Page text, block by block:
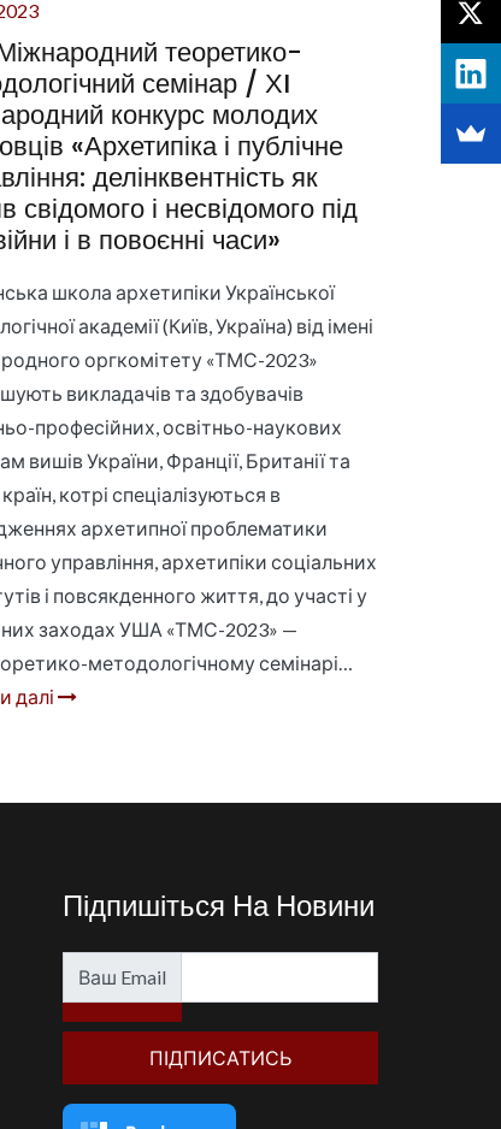
теоретико-
семінар / ХI
конкурс молодих
«Архетипіка і публічне
делінквентність як
свідомого і несвідомого під
і в повоєнні часи»
школа архетипіки Української
академії (Київ, Україна) від імені
оргкомітету «ТМС-2023»
викладачів та здобувачів
професійних, освітньо-наукових
вишів України, Франції, Британії та
котрі спеціалізуються в
архетипної проблематики
управління, архетипіки соціальних
і повсякденного життя, до участі у
заходах УША «ТМС-2023» —
методологічному семінарі…
далі
Підпишіться На Новини
Ваш Email